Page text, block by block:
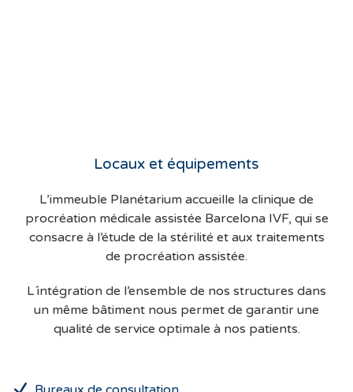
Locaux et équipements
L’immeuble Planétarium accueille la clinique de
procréation médicale assistée Barcelona IVF, qui se
consacre à l’étude de la stérilité et aux traitements
de procréation assistée.
L´intégration de l’ensemble de nos structures dans
un même bâtiment nous permet de garantir une
qualité de service optimale à nos patients.